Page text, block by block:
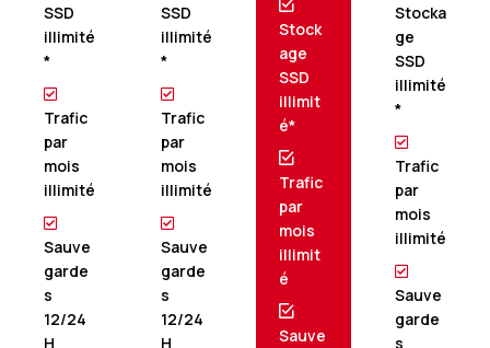
SSD
illimité
*
Trafic
par
mois
illimité
Sauve
garde
s
12/24
H
SSD
illimité
*
Trafic
par
mois
illimité
Sauve
garde
s
12/24
H
Stock
age
SSD
illimit
é*
Trafic
par
mois
illimit
é
Sauve
Stocka
ge
SSD
illimité
*
Trafic
par
mois
illimité
Sauve
garde
s